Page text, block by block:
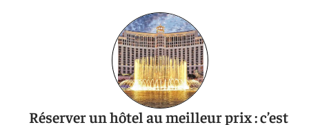
Réserver un hôtel au meilleur prix : c’est